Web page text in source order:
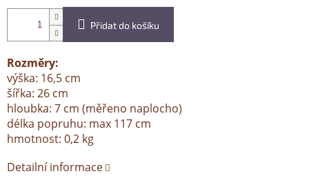
Přidat do košíku
Rozměry:
výška: 16,5 cm
šířka: 26 cm
hloubka: 7 cm (měřeno naplocho)
délka popruhu: max 117 cm
hmotnost: 0,2 kg
Detailní informace